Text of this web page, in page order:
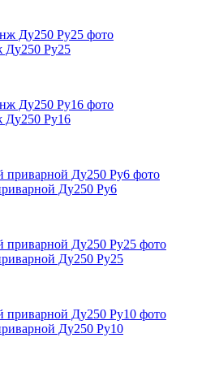
Ду250 Ру25
Ду250 Ру16
Ду250 Ру6
Ду250 Ру25
Ду250 Ру10